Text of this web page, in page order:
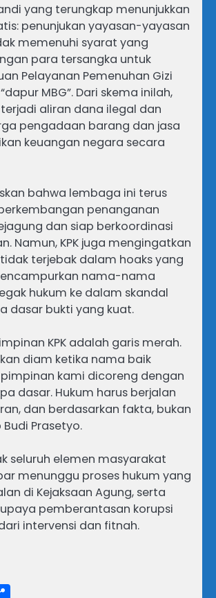
yang terungkap menunjukkan
penunjukan yayasan-yayasan
memenuhi syarat yang
para tersangka untuk
Pelayanan Pemenuhan Gizi
MBG”. Dari skema inilah,
aliran dana ilegal dan
pengadaan barang dan jasa
keuangan negara secara
bahwa lembaga ini terus
penanganan
dan siap berkoordinasi
Namun, KPK juga mengingatkan
terjebak dalam hoaks yang
nama-nama
hukum ke dalam skandal
dasar bukti yang kuat.
KPK adalah garis merah.
diam ketika nama baik
kami dicoreng dengan
dasar. Hukum harus berjalan
dan berdasarkan fakta, bukan
Prasetyo.
seluruh elemen masyarakat
menunggu proses hukum yang
di Kejaksaan Agung, serta
pemberantasan korupsi
intervensi dan fitnah.